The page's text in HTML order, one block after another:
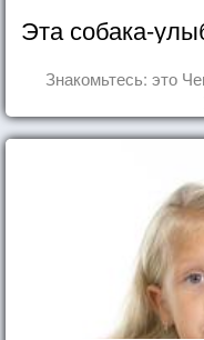
Эта собака-
Знакомьтесь: это